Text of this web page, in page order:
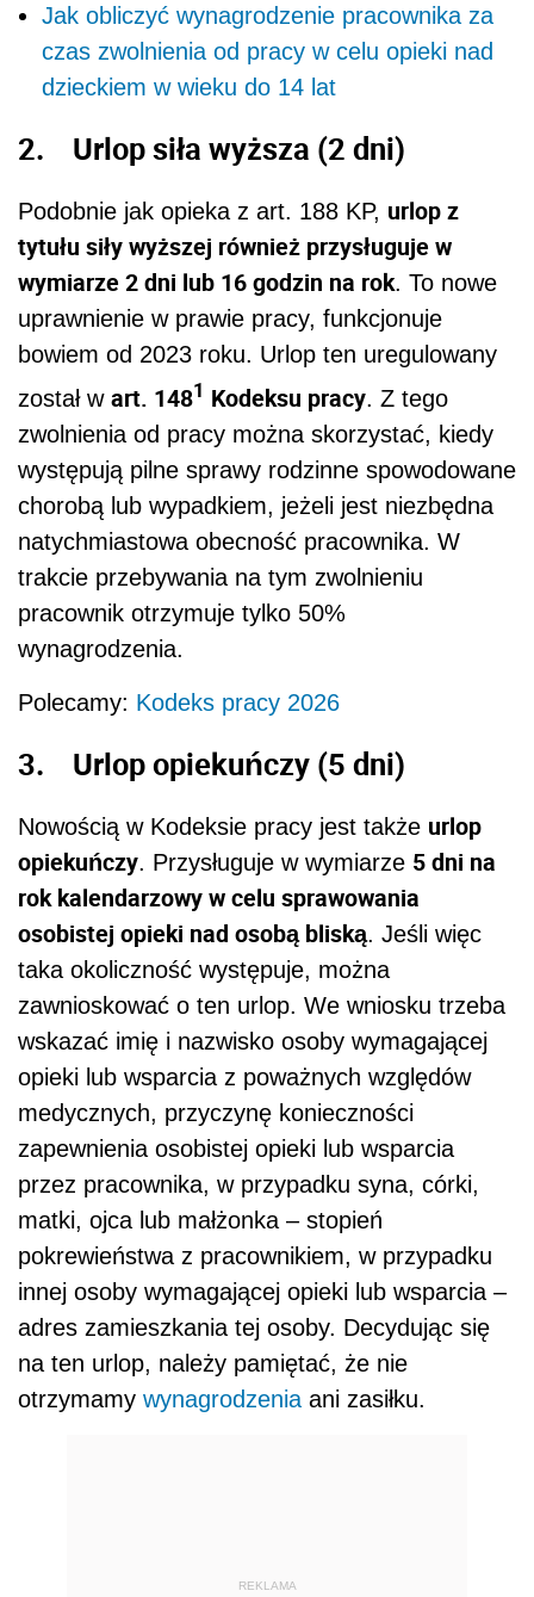
Jak obliczyć wynagrodzenie pracownika za
czas zwolnienia od pracy w celu opieki nad
dzieckiem w wieku do 14 lat
2. Urlop siła wyższa (2 dni)
Podobnie jak opieka z art. 188 KP, urlop z
tytułu siły wyższej również przysługuje w
wymiarze 2 dni lub 16 godzin na rok. To nowe
uprawnienie w prawie pracy, funkcjonuje
bowiem od 2023 roku. Urlop ten uregulowany
został w art. 1481 Kodeksu pracy. Z tego
zwolnienia od pracy można skorzystać, kiedy
występują pilne sprawy rodzinne spowodowane
chorobą lub wypadkiem, jeżeli jest niezbędna
natychmiastowa obecność pracownika. W
trakcie przebywania na tym zwolnieniu
pracownik otrzymuje tylko 50%
wynagrodzenia.
Polecamy: Kodeks pracy 2026
3. Urlop opiekuńczy (5 dni)
Nowością w Kodeksie pracy jest także urlop
opiekuńczy. Przysługuje w wymiarze 5 dni na
rok kalendarzowy w celu sprawowania
osobistej opieki nad osobą bliską. Jeśli więc
taka okoliczność występuje, można
zawnioskować o ten urlop. We wniosku trzeba
wskazać imię i nazwisko osoby wymagającej
opieki lub wsparcia z poważnych względów
medycznych, przyczynę konieczności
zapewnienia osobistej opieki lub wsparcia
przez pracownika, w przypadku syna, córki,
matki, ojca lub małżonka ‒ stopień
pokrewieństwa z pracownikiem, w przypadku
innej osoby wymagającej opieki lub wsparcia ‒
adres zamieszkania tej osoby. Decydując się
na ten urlop, należy pamiętać, że nie
otrzymamy wynagrodzenia ani zasiłku.
REKLAMA